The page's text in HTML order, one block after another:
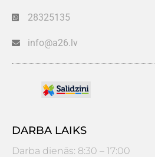
28325135
info@a26.lv
DARBA LAIKS
Darba dienās: 8:30 – 17:00